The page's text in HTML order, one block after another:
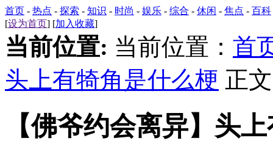
首页 - 热点 - 探索 - 知识 - 时尚 - 娱乐 - 综合 - 休闲 - 焦点 - 百科
[设为首页] [加入收藏]
当前位置: 当前位置： 首
头上有犄角是什么梗 正文
【佛爷约会离异】头